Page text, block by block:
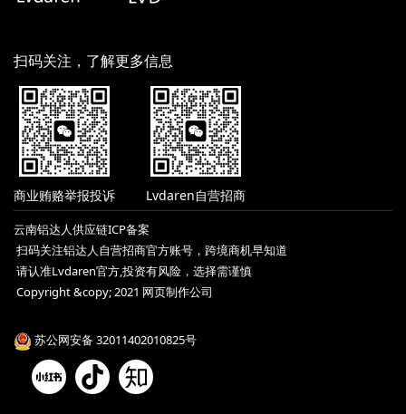
扫码关注，了解更多信息
商业贿赂举报投诉 Lvdaren自营招商
云南铝达人供应链ICP备案
扫码关注铝达人自营招商官方账号，跨境商机早知道
请认准Lvdaren官方,投资有风险，选择需谨慎
Copyright &copy; 2021 网页制作公司
苏公网安备 32011402010825号